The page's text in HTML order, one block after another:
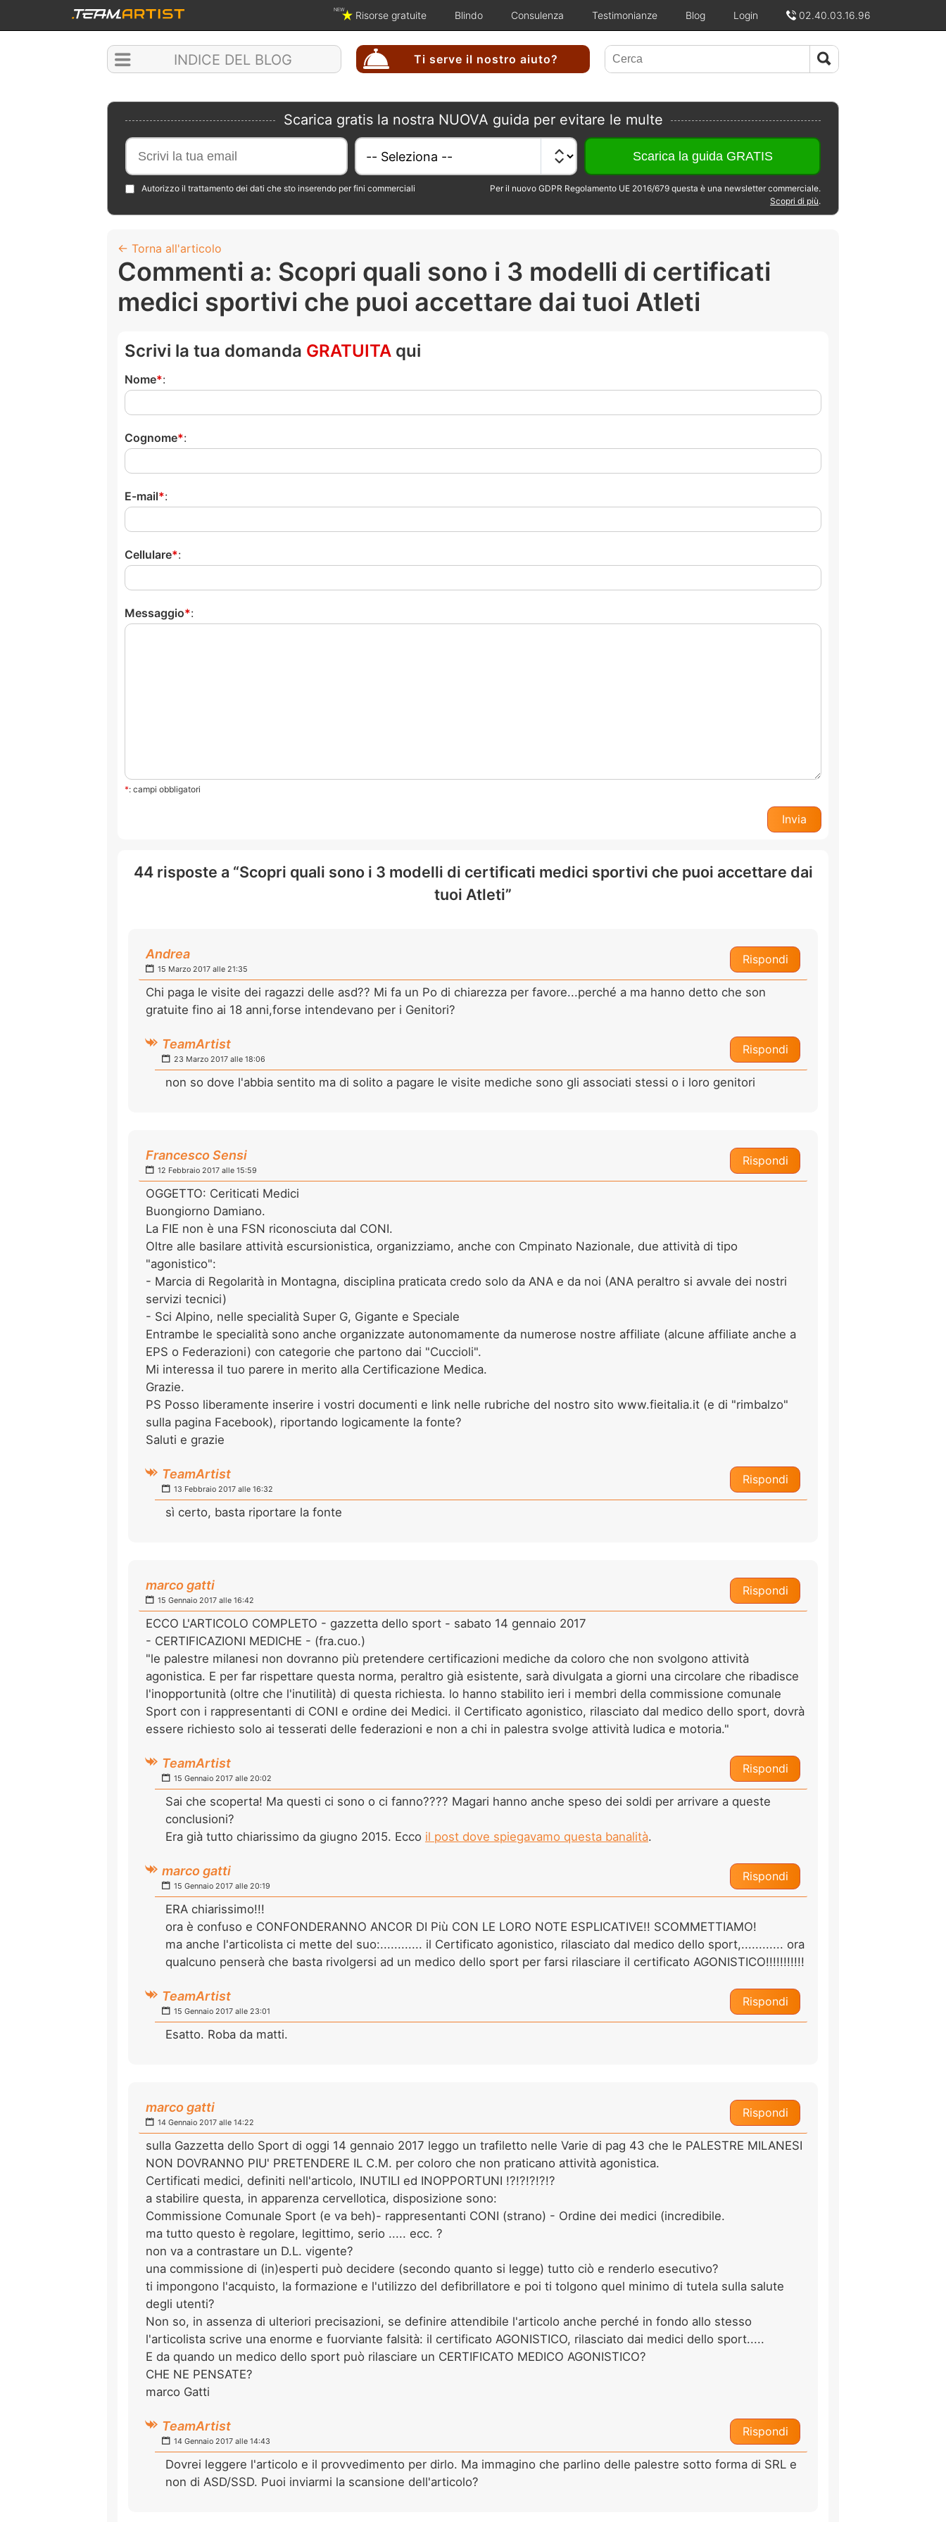
NEW Risorse gratuite Blindo Consulenza Testimonianze Blog Login 02.40.03.16.96
Ti serve il nostro aiuto?
INDICE DEL BLOG
Scarica gratis la nostra NUOVA guida per evitare le multe
Autorizzo il trattamento dei dati che sto inserendo per fini commerciali
Per il nuovo GDPR Regolamento UE 2016/679 questa è una newsletter commerciale.
Scopri di più.
← Torna all'articolo
Commenti a: Scopri quali sono i 3 modelli di certificati
medici sportivi che puoi accettare dai tuoi Atleti
Scrivi la tua domanda GRATUITA qui
Nome :
Cognome :
E-mail :
Cellulare :
Messaggio :
*: campi obbligatori
44 risposte a “Scopri quali sono i 3 modelli di certificati medici sportivi che puoi accettare dai
tuoi Atleti”
Rispondi
Andrea
15 Marzo 2017 alle 21:35
Chi paga le visite dei ragazzi delle asd?? Mi fa un Po di chiarezza per favore...perché a ma hanno detto che son
gratuite fino ai 18 anni,forse intendevano per i Genitori?
Rispondi
TeamArtist
23 Marzo 2017 alle 18:06
non so dove l'abbia sentito ma di solito a pagare le visite mediche sono gli associati stessi o i loro genitori
Rispondi
Francesco Sensi
12 Febbraio 2017 alle 15:59
OGGETTO: Ceriticati Medici
Buongiorno Damiano.
La FIE non è una FSN riconosciuta dal CONI.
Oltre alle basilare attività escursionistica, organizziamo, anche con Cmpinato Nazionale, due attività di tipo
"agonistico":
- Marcia di Regolarità in Montagna, disciplina praticata credo solo da ANA e da noi (ANA peraltro si avvale dei nostri
servizi tecnici)
- Sci Alpino, nelle specialità Super G, Gigante e Speciale
Entrambe le specialità sono anche organizzate autonomamente da numerose nostre affiliate (alcune affiliate anche a
EPS o Federazioni) con categorie che partono dai "Cuccioli".
Mi interessa il tuo parere in merito alla Certificazione Medica.
Grazie.
PS Posso liberamente inserire i vostri documenti e link nelle rubriche del nostro sito www.fieitalia.it (e di "rimbalzo"
sulla pagina Facebook), riportando logicamente la fonte?
Saluti e grazie
Rispondi
TeamArtist
13 Febbraio 2017 alle 16:32
sì certo, basta riportare la fonte
Rispondi
marco gatti
15 Gennaio 2017 alle 16:42
ECCO L'ARTICOLO COMPLETO - gazzetta dello sport - sabato 14 gennaio 2017
- CERTIFICAZIONI MEDICHE - (fra.cuo.)
"le palestre milanesi non dovranno più pretendere certificazioni mediche da coloro che non svolgono attività
agonistica. E per far rispettare questa norma, peraltro già esistente, sarà divulgata a giorni una circolare che ribadisce
l'inopportunità (oltre che l'inutilità) di questa richiesta. lo hanno stabilito ieri i membri della commissione comunale
Sport con i rappresentanti di CONI e ordine dei Medici. il Certificato agonistico, rilasciato dal medico dello sport, dovrà
essere richiesto solo ai tesserati delle federazioni e non a chi in palestra svolge attività ludica e motoria."
Rispondi
TeamArtist
15 Gennaio 2017 alle 20:02
Sai che scoperta! Ma questi ci sono o ci fanno???? Magari hanno anche speso dei soldi per arrivare a queste
conclusioni?
Era già tutto chiarissimo da giugno 2015. Ecco il post dove spiegavamo questa banalità.
Rispondi
marco gatti
15 Gennaio 2017 alle 20:19
ERA chiarissimo!!!
ora è confuso e CONFONDERANNO ANCOR DI Più CON LE LORO NOTE ESPLICATIVE!! SCOMMETTIAMO!
ma anche l'articolista ci mette del suo:............ il Certificato agonistico, rilasciato dal medico dello sport,............ ora
qualcuno penserà che basta rivolgersi ad un medico dello sport per farsi rilasciare il certificato AGONISTICO!!!!!!!!!!!
Rispondi
TeamArtist
15 Gennaio 2017 alle 23:01
Esatto. Roba da matti.
Rispondi
marco gatti
14 Gennaio 2017 alle 14:22
sulla Gazzetta dello Sport di oggi 14 gennaio 2017 leggo un trafiletto nelle Varie di pag 43 che le PALESTRE MILANESI
NON DOVRANNO PIU' PRETENDERE IL C.M. per coloro che non praticano attività agonistica.
Certificati medici, definiti nell'articolo, INUTILI ed INOPPORTUNI !?!?!?!?!?
a stabilire questa, in apparenza cervellotica, disposizione sono:
Commissione Comunale Sport (e va beh)- rappresentanti CONI (strano) - Ordine dei medici (incredibile.
ma tutto questo è regolare, legittimo, serio ..... ecc. ?
non va a contrastare un D.L. vigente?
una commissione di (in)esperti può decidere (secondo quanto si legge) tutto ciò e renderlo esecutivo?
ti impongono l'acquisto, la formazione e l'utilizzo del defibrillatore e poi ti tolgono quel minimo di tutela sulla salute
degli utenti?
Non so, in assenza di ulteriori precisazioni, se definire attendibile l'articolo anche perché in fondo allo stesso
l'articolista scrive una enorme e fuorviante falsità: il certificato AGONISTICO, rilasciato dai medici dello sport.....
E da quando un medico dello sport può rilasciare un CERTIFICATO MEDICO AGONISTICO?
CHE NE PENSATE?
marco Gatti
Rispondi
TeamArtist
14 Gennaio 2017 alle 14:43
Dovrei leggere l'articolo e il provvedimento per dirlo. Ma immagino che parlino delle palestre sotto forma di SRL e
non di ASD/SSD. Puoi inviarmi la scansione dell'articolo?